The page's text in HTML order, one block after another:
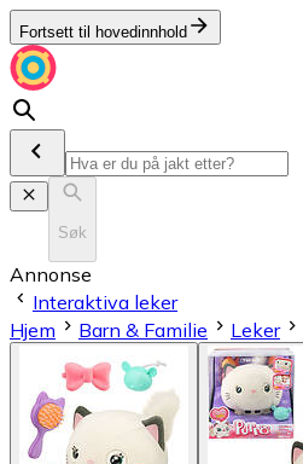
Fortsett til hovedinnhold
Søk
Annonse
Interaktiva leker
Hjem
Barn & Familie Leker